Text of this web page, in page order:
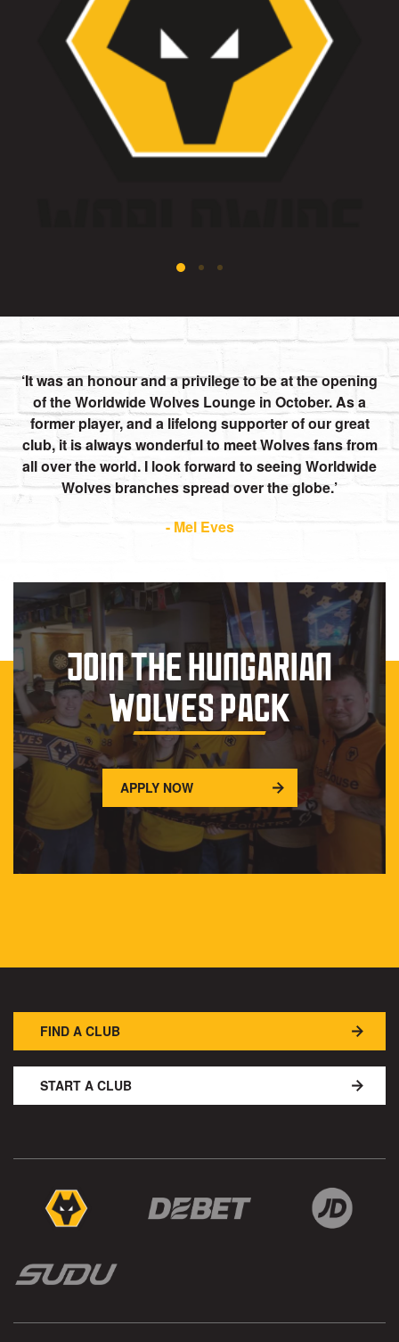
It was an honour and a privilege to be at the opening
of the Worldwide Wolves Lounge in October. As a
former player, and a lifelong supporter of our great
club, it is always wonderful to meet Wolves fans from
all over the world. I look forward to seeing Worldwide
Wolves branches spread over the globe.
- Mel Eves
JOIN THE HUNGARIAN
WOLVES PACK
APPLY NOW
FIND A CLUB
START A CLUB